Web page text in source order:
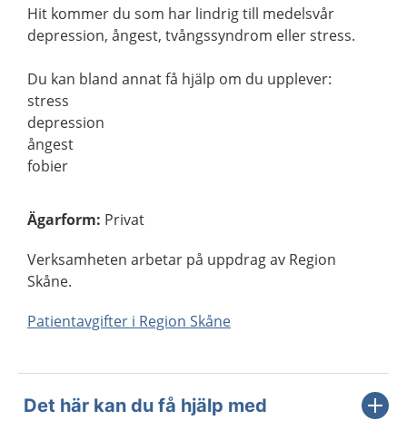
Hit kommer du som har lindrig till medelsvår
depression, ångest, tvångssyndrom eller stress.
Du kan bland annat få hjälp om du upplever:
stress
depression
ångest
fobier
Ägarform: Privat
Verksamheten arbetar på uppdrag av Region
Skåne.
Patientavgifter i Region Skåne
Det här kan du få hjälp med